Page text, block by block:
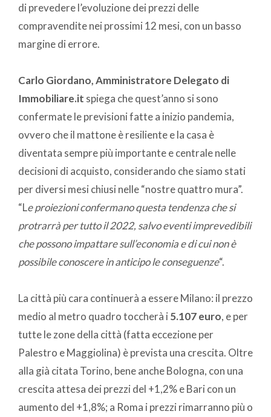
di prevedere l’evoluzione dei prezzi delle
compravendite nei prossimi 12 mesi, con un basso
margine di errore.
Carlo Giordano, Amministratore Delegato di
Immobiliare.it spiega che quest’anno si sono
confermate le previsioni fatte a inizio pandemia,
ovvero che il mattone è resiliente e la casa è
diventata sempre più importante e centrale nelle
decisioni di acquisto, considerando che siamo stati
per diversi mesi chiusi nelle “nostre quattro mura”.
“Le proiezioni confermano questa tendenza che si
protrarrà per tutto il 2022, salvo eventi imprevedibili
che possono impattare sull’economia e di cui non è
possibile conoscere in anticipo le conseguenze“.
La città più cara continuerà a essere Milano: il prezzo
medio al metro quadro toccherà i 5.107 euro, e per
tutte le zone della città (fatta eccezione per
Palestro e Maggiolina) è prevista una crescita. Oltre
alla già citata Torino, bene anche Bologna, con una
crescita attesa dei prezzi del +1,2% e Bari con un
aumento del +1,8%; a Roma i prezzi rimarranno più o